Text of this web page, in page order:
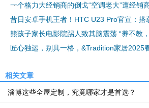
一个格力大经销商的倒戈“空调老大”遭经销
昔日安卓手机王者！HTC U23 Pro官宣：搭
熊孩子家长电影院踢人致其脑震荡 “养不教
匠心独运，别具一格，&Tradition家居2025
相关文章
淄博这些全屋定制，究竟哪家才是首选？